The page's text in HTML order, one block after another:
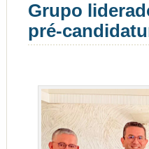
Grupo
pré-